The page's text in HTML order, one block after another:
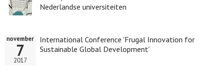
Nederlandse universiteiten
International Conference 'Frugal Innovation for
Sustainable Global Development'
november
7
2017